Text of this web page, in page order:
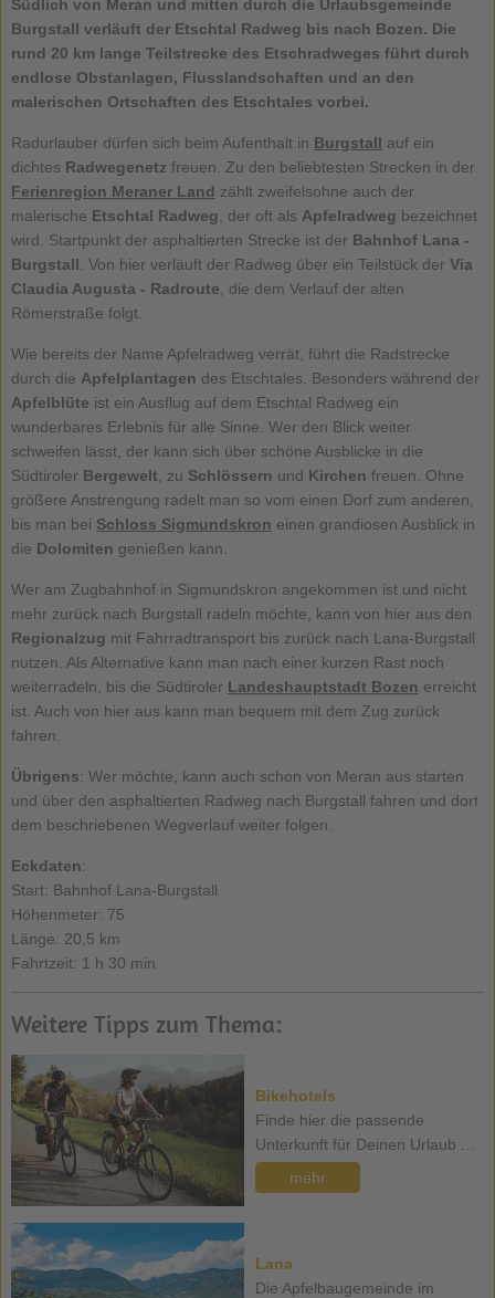
Südlich von Meran und mitten durch die Urlaubsgemeinde
Burgstall verläuft der Etschtal Radweg bis nach Bozen. Die
rund 20 km lange Teilstrecke des Etschradweges führt durch
endlose Obstanlagen, Flusslandschaften und an den
malerischen Ortschaften des Etschtales vorbei.
Radurlauber dürfen sich beim Aufenthalt in Burgstall auf ein
dichtes Radwegenetz freuen. Zu den beliebtesten Strecken in der
Ferienregion Meraner Land zählt zweifelsohne auch der
malerische Etschtal Radweg , der oft als Apfelradweg bezeichnet
wird. Startpunkt der asphaltierten Strecke ist der Bahnhof Lana -
Burgstall . Von hier verläuft der Radweg über ein Teilstück der Via
Claudia Augusta - Radroute , die dem Verlauf der alten
Römerstraße folgt.
Wie bereits der Name Apfelradweg verrät, führt die Radstrecke
durch die Apfelplantagen des Etschtales. Besonders während der
Apfelblüte ist ein Ausflug auf dem Etschtal Radweg ein
wunderbares Erlebnis für alle Sinne. Wer den Blick weiter
schweifen lässt, der kann sich über schöne Ausblicke in die
Südtiroler Bergewelt , zu Schlössern und Kirchen freuen. Ohne
größere Anstrengung radelt man so vom einen Dorf zum anderen,
bis man bei Schloss Sigmundskron einen grandiosen Ausblick in
die Dolomiten genießen kann.
Wer am Zugbahnhof in Sigmundskron angekommen ist und nicht
mehr zurück nach Burgstall radeln möchte, kann von hier aus den
Regionalzug mit Fahrradtransport bis zurück nach Lana-Burgstall
nutzen. Als Alternative kann man nach einer kurzen Rast noch
weiterradeln, bis die Südtiroler Landeshauptstadt Bozen erreicht
ist. Auch von hier aus kann man bequem mit dem Zug zurück
fahren.
Übrigens: Wer möchte, kann auch schon von Meran aus starten
und über den asphaltierten Radweg nach Burgstall fahren und dort
dem beschriebenen Wegverlauf weiter folgen.
Eckdaten:
Start: Bahnhof Lana-Burgstall
Höhenmeter: 75
Länge: 20,5 km
Fahrtzeit: 1 h 30 min
Weitere Tipps zum Thema:
Bikehotels
Finde hier die passende
Unterkunft für Deinen Urlaub ...
mehr
Lana
Die Apfelbaugemeinde im